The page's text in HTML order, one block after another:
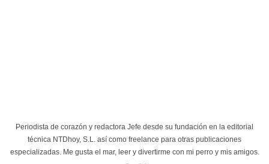
Periodista de corazón y redactora Jefe desde su fundación en la editorial
técnica NTDhoy, S.L. así como freelance para otras publicaciones
especializadas. Me gusta el mar, leer y divertirme con mi perro y mis amigos.